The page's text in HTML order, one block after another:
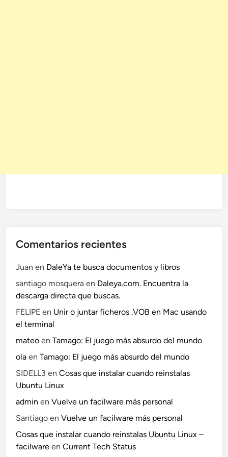
Comentarios recientes
Juan en DaleYa te busca documentos y libros
santiago mosquera en Daleya.com. Encuentra la
descarga directa que buscas.
FELIPE en Unir o juntar ficheros .VOB en Mac usando
el terminal
mateo enTamago: El juego más absurdo del mundo
ola enTamago: El juego más absurdo del mundo
SIDELL3 enCosas que instalar cuando reinstalas
Ubuntu Linux
admin enVuelve un facilware más personal
Santiago enVuelve un facilware más personal
Cosas que instalar cuando reinstalas Ubuntu Linux –
facilware enCurrent Tech Status